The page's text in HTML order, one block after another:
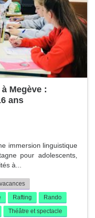
Megève :
ans
immersion linguistique
pour adolescents,
à...
Rafting
Rando
Théâtre et spectacle